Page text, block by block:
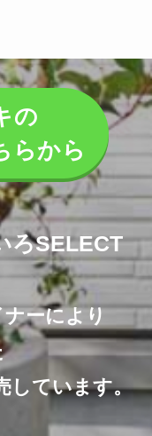
の
らから
ろSELECT
ーにより
しています。